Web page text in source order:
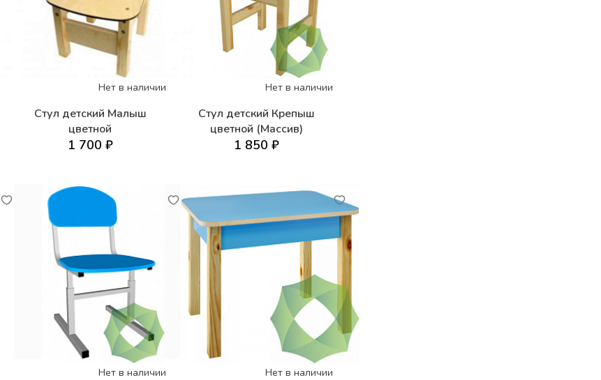
Нет в наличии
Стул детский Малыш
цветной
1 700 ₽
Нет в наличии
Стул детский Крепыш
цветной (Массив)
1 850 ₽
Нет в наличии Нет в наличии